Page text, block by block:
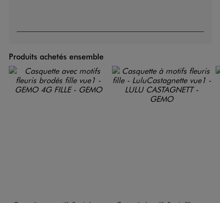
Produits achetés ensemble